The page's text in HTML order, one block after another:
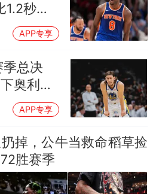
秒绝
首冠APP专享
总决
奥利尼
APP专享
掉，公牛当救命稻草捡
胜赛季